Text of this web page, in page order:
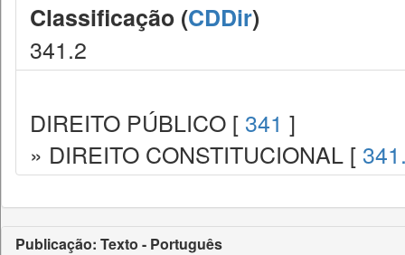
Classificação (CDDir)
341.2
DIREITO PÚBLICO [ 341 ]
» DIREITO CONSTITUCIONAL [
Publicação: Texto - Português